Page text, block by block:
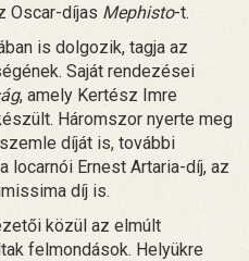
Oscar-díjas Mephisto-t.
is dolgozik, tagja az
Saját rendezései
, amely Kertész Imre
Háromszor nyerte meg
díját is, további
Ernest Artaria-díj, az
díj is.
közül az elmúlt
felmondások. Helyükre